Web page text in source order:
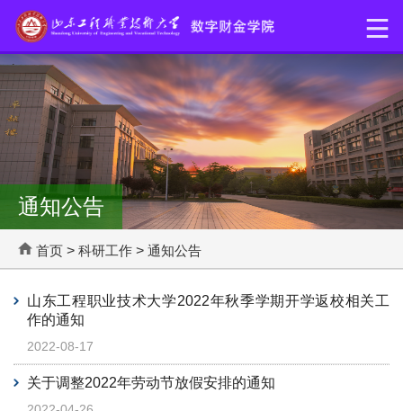
通知公告
首页 > 科研工作 > 通知公告
山东工程职业技术大学2022年秋季学期开学返校相关工
作的通知
2022-08-17
关于调整2022年劳动节放假安排的通知